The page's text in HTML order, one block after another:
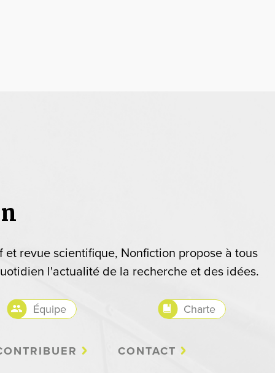
revue scientifique, Nonfiction propose à tous
l'actualité de la recherche et des idées.
Équipe Charte
CONTACT